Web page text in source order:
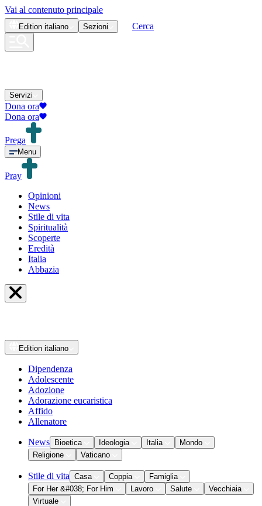
Vai al contenuto principale
Edition italiano Sezioni Cerca
Servizi
Dona ora
Dona ora
Prega
Menu
Pray
Opinioni
News
Stile di vita
Spiritualità
Scoperte
Eredità
Italia
Abbazia
Edition italiano
Dipendenza
Adolescente
Adozione
Adorazione eucaristica
Affido
Allenatore
News Bioetica Ideologia Italia
Mondo
Religione
Vaticano
Stile di vita Casa Coppia
Famiglia
For Her &#038; For Him
Lavoro Salute
Vecchiaia
Virtuale